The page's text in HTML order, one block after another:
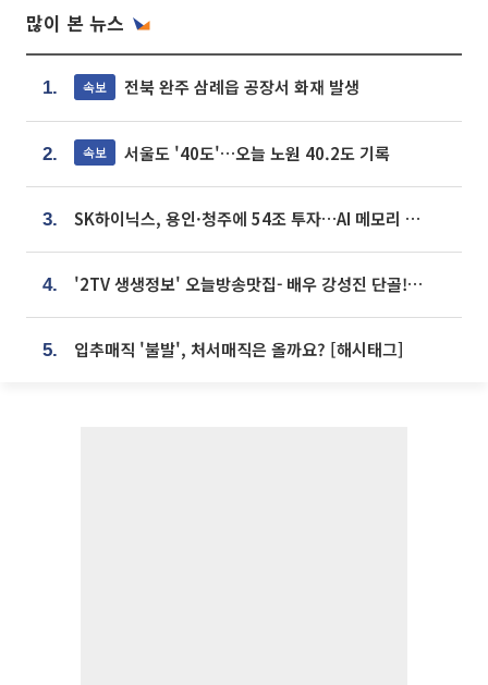
많이 본 뉴스
1. 속보 전북 완주 삼례읍 공장서 화재 발생
2. 속보 서울도 '40도'…오늘 노원 40.2도 기록
3. SK하이닉스, 용인·청주에 54조 투자…AI 메모리 생산기지 키운다
4. '2TV 생생정보' 오늘방송맛집- 배우 강성진 단골! 쌀국수ㆍ푸팟퐁 커리 맛집 '블○○○'
5. 입추매직 '불발', 처서매직은 올까요? [해시태그]